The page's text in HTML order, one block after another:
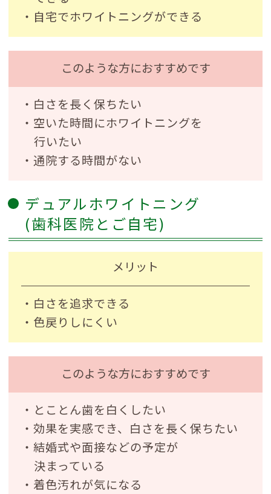
・自宅でホワイトニングができる
このような方におすすめです
・白さを長く保ちたい
・空いた時間にホワイトニングを
行いたい
・通院する時間がない
デュアルホワイトニング
(歯科医院とご自宅)
メリット
・白さを追求できる
・色戻りしにくい
このような方におすすめです
・とことん歯を白くしたい
・効果を実感でき、白さを長く保ちたい
・結婚式や面接などの予定が
決まっている
・着色汚れが気になる